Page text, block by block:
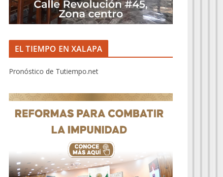
EL TIEMPO EN XALAPA
Pronóstico de Tutiempo.net